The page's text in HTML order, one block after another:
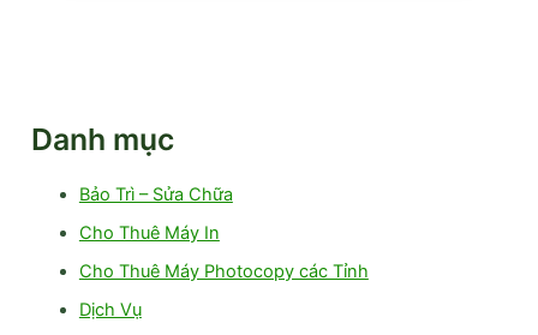
Danh mục
Bảo Trì – Sửa Chữa
Cho Thuê Máy In
Cho Thuê Máy Photocopy các Tỉnh
Dịch Vụ